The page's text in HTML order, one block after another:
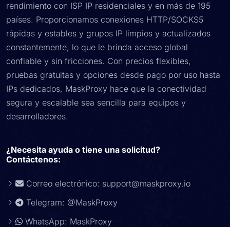
rendimiento con ISP IP residenciales y en más de 195
países. Proporcionamos conexiones HTTP/SOCKS5
rápidas y estables y grupos IP limpios y actualizados
constantemente, lo que le brinda acceso global
confiable y sin fricciones. Con precios flexibles,
pruebas gratuitas y opciones desde pago por uso hasta
IPs dedicados, MaskProxy hace que la conectividad
segura y escalable sea sencilla para equipos y
desarrolladores.
¿Necesita ayuda o tiene una solicitud?
Contáctenos:
Correo electrónico: support@maskproxy.io
Telegram: @MaskProxy
WhatsApp: MaskProxy